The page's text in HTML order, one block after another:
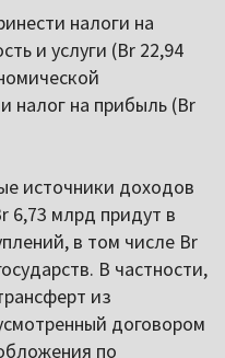
налоги на
и услуги (Br 22,94
налог на прибыль (Br
источники доходов
6,73 млрд придут в
в том числе Br
В частности,
из
договором
по